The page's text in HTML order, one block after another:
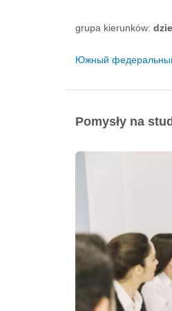
grupa kierunków:
Южный
Pomysły na